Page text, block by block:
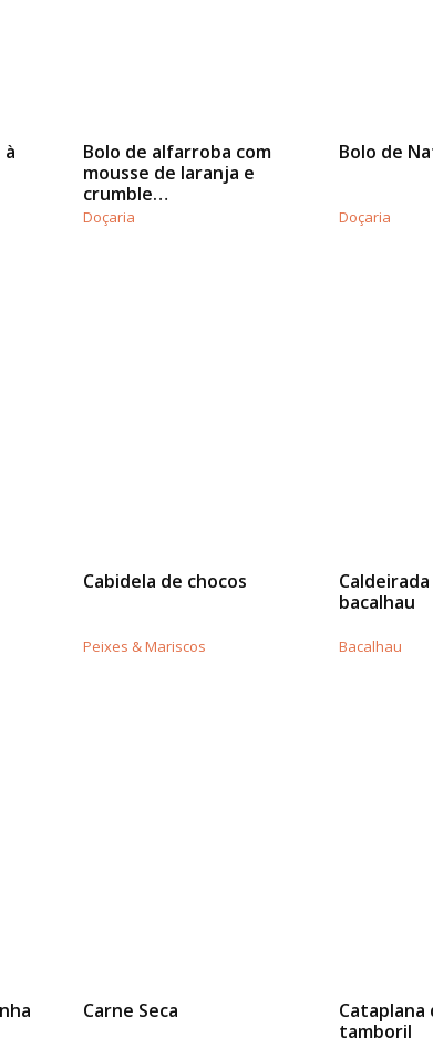
à
Bolo de alfarroba com
mousse de laranja e
crumble…
Doçaria
Bolo de
Doçaria
Cabidela de chocos
Peixes & Mariscos
bacalhau
Bacalhau
Carne Seca
Cataplana
tamboril